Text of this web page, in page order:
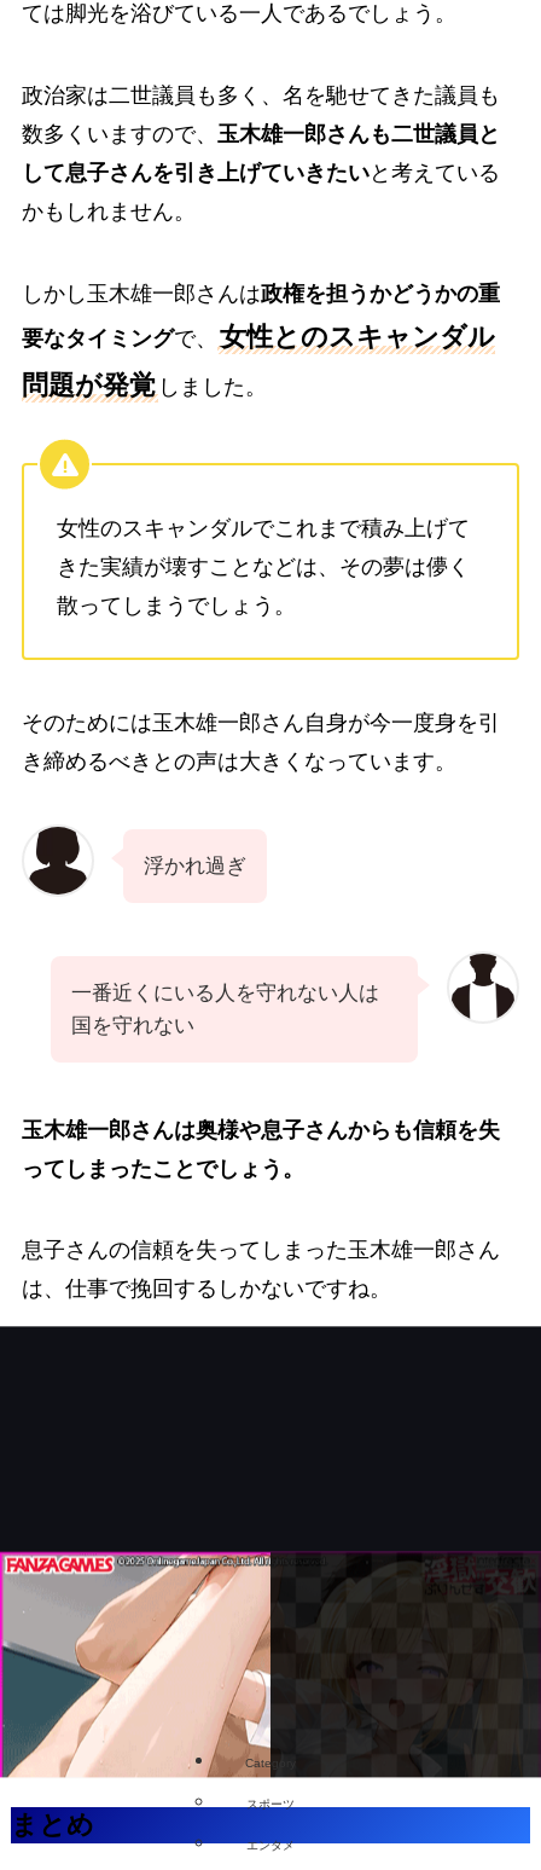
ては脚光を浴びている一人であるでしょう。
政治家は二世議員も多く、名を馳せてきた議員も
数多くいますので、 玉木雄一郎さんも二世議員と
して息子さんを引き上げていきたいと考えている
かもしれません。
しかし玉木雄一郎さんは政権を担うかどうかの重
要なタイミングで、
女性とのスキャンダル
問題が発覚 しました。
女性のスキャンダルでこれまで積み上げて
きた実績が壊すことなどは、その夢は儚く
散ってしまうでしょう。
そのためには玉木雄一郎さん自身が今一度身を引
き締めるべきとの声は大きくなっています。
浮かれ過ぎ
一番近くにいる人を守れない人は
国を守れない
玉木雄一郎さんは奥様や息子さんからも信頼を失
ってしまったことでしょう。
息子さんの信頼を失ってしまった玉木雄一郎さん
は、仕事で挽回するしかないですね。
まとめ
Category
スポーツ
エンタメ